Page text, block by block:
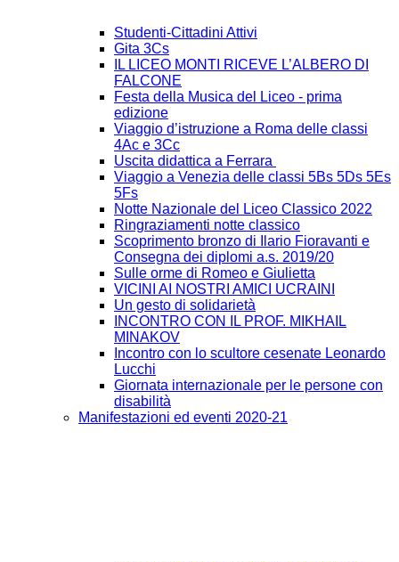
Studenti-Cittadini Attivi
Gita 3Cs
IL LICEO MONTI RICEVE L’ALBERO DI
FALCONE
Festa della Musica del Liceo - prima
edizione
Viaggio d’istruzione a Roma delle classi
4Ac e 3Cc
Uscita didattica a Ferrara
Viaggio a Venezia delle classi 5Bs 5Ds 5Es
5Fs
Notte Nazionale del Liceo Classico 2022
Ringraziamenti notte classico
Scoprimento bronzo di Ilario Fioravanti e
Consegna dei diplomi a.s. 2019/20
Sulle orme di Romeo e Giulietta
VICINI AI NOSTRI AMICI UCRAINI
Un gesto di solidarietà
INCONTRO CON IL PROF. MIKHAIL
MINAKOV
Incontro con lo scultore cesenate Leonardo
Lucchi
Giornata internazionale per le persone con
disabilità
Manifestazioni ed eventi 2020-21